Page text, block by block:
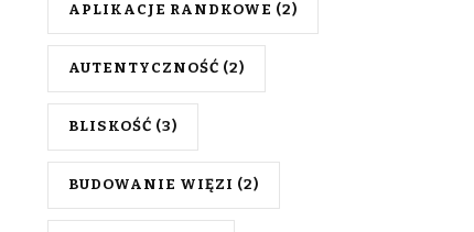
APLIKACJE RANDKOWE (2)
AUTENTYCZNOŚĆ (2)
BLISKOŚĆ (3)
BUDOWANIE WIĘZI (2)